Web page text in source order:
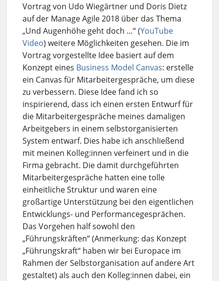
Vortrag von Udo Wiegärtner und Doris Dietz
auf der Manage Agile 2018 über das Thema
„Und Augenhöhe geht doch …“ (YouTube
Video) weitere Möglichkeiten gesehen. Die im
Vortrag vorgestellte Idee basiert auf dem
Konzept eines Business Model Canvas: erstelle
ein Canvas für Mitarbeitergespräche, um diese
zu verbessern. Diese Idee fand ich so
inspirierend, dass ich einen ersten Entwurf für
die Mitarbeitergespräche meines damaligen
Arbeitgebers in einem selbstorganisierten
System entwarf. Dies habe ich anschließend
mit meinen Kolleg:innen verfeinert und in die
Firma gebracht. Die damit durchgeführten
Mitarbeitergespräche hatten eine tolle
einheitliche Struktur und waren eine
großartige Unterstützung bei den eigentlichen
Entwicklungs- und Performancegesprächen.
Das Vorgehen half sowohl den
„Führungskräften“ (Anmerkung: das Konzept
„Führungskraft“ haben wir bei Europace im
Rahmen der Selbstorganisation auf andere Art
gestaltet) als auch den Kolleg:innen dabei, ein